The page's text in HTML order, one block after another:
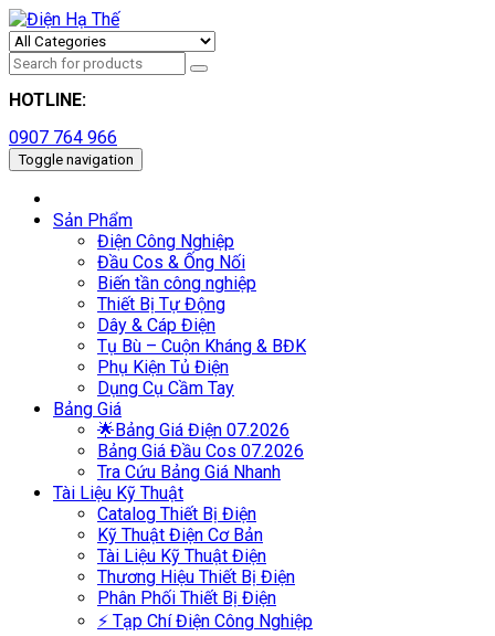
HOTLINE:
0907 764 966
Toggle navigation
Sản Phẩm
Điện Công Nghiệp
Đầu Cos & Ống Nối
Biến tần công nghiệp
Thiết Bị Tự Động
Dây & Cáp Điện
Tụ Bù – Cuộn Kháng & BĐK
Phụ Kiện Tủ Điện
Dụng Cụ Cầm Tay
Bảng Giá
🌟Bảng Giá Điện 07.2026
Bảng Giá Đầu Cos 07.2026
Tra Cứu Bảng Giá Nhanh
Tài Liệu Kỹ Thuật
Catalog Thiết Bị Điện
Kỹ Thuật Điện Cơ Bản
Tài Liệu Kỹ Thuật Điện
Thương Hiệu Thiết Bị Điện
Phân Phối Thiết Bị Điện
⚡ Tạp Chí Điện Công Nghiệp